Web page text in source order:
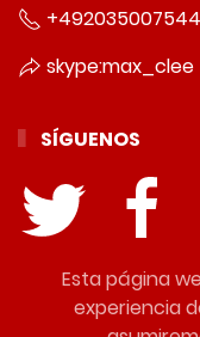
Esta página
experiencia
+492035007544
skype:max_clee
SÍGUENOS
INFORMACIÓN